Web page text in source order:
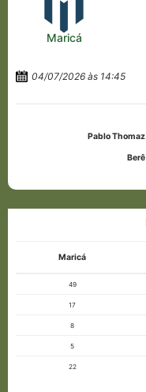
Maricá
04/07/2026 às 14:45
Pablo Thomaz
Berê
Maricá
49
17
8
5
22